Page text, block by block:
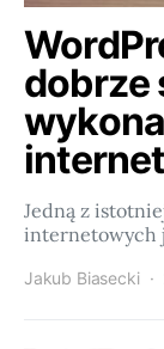
dobrze
Jedną z
internetowych
Jakub Biasecki